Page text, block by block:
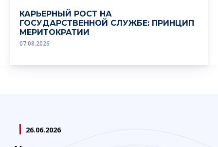
КАРЬЕРНЫЙ РОСТ НА
ГОСУДАРСТВЕННОЙ СЛУЖБЕ: ПРИНЦИП
МЕРИТОКРАТИИ
07.08.2026